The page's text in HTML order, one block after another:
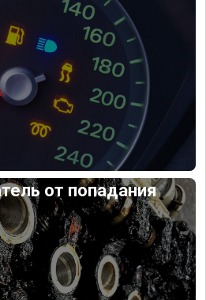
от попадания